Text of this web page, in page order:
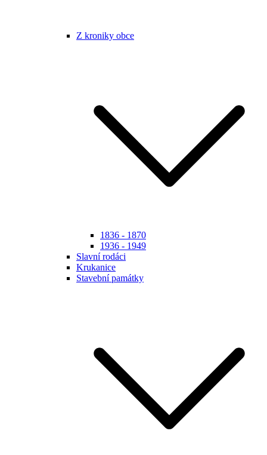
Z kroniky obce
1836 - 1870
1936 - 1949
Slavní rodáci
Krukanice
Stavební památky